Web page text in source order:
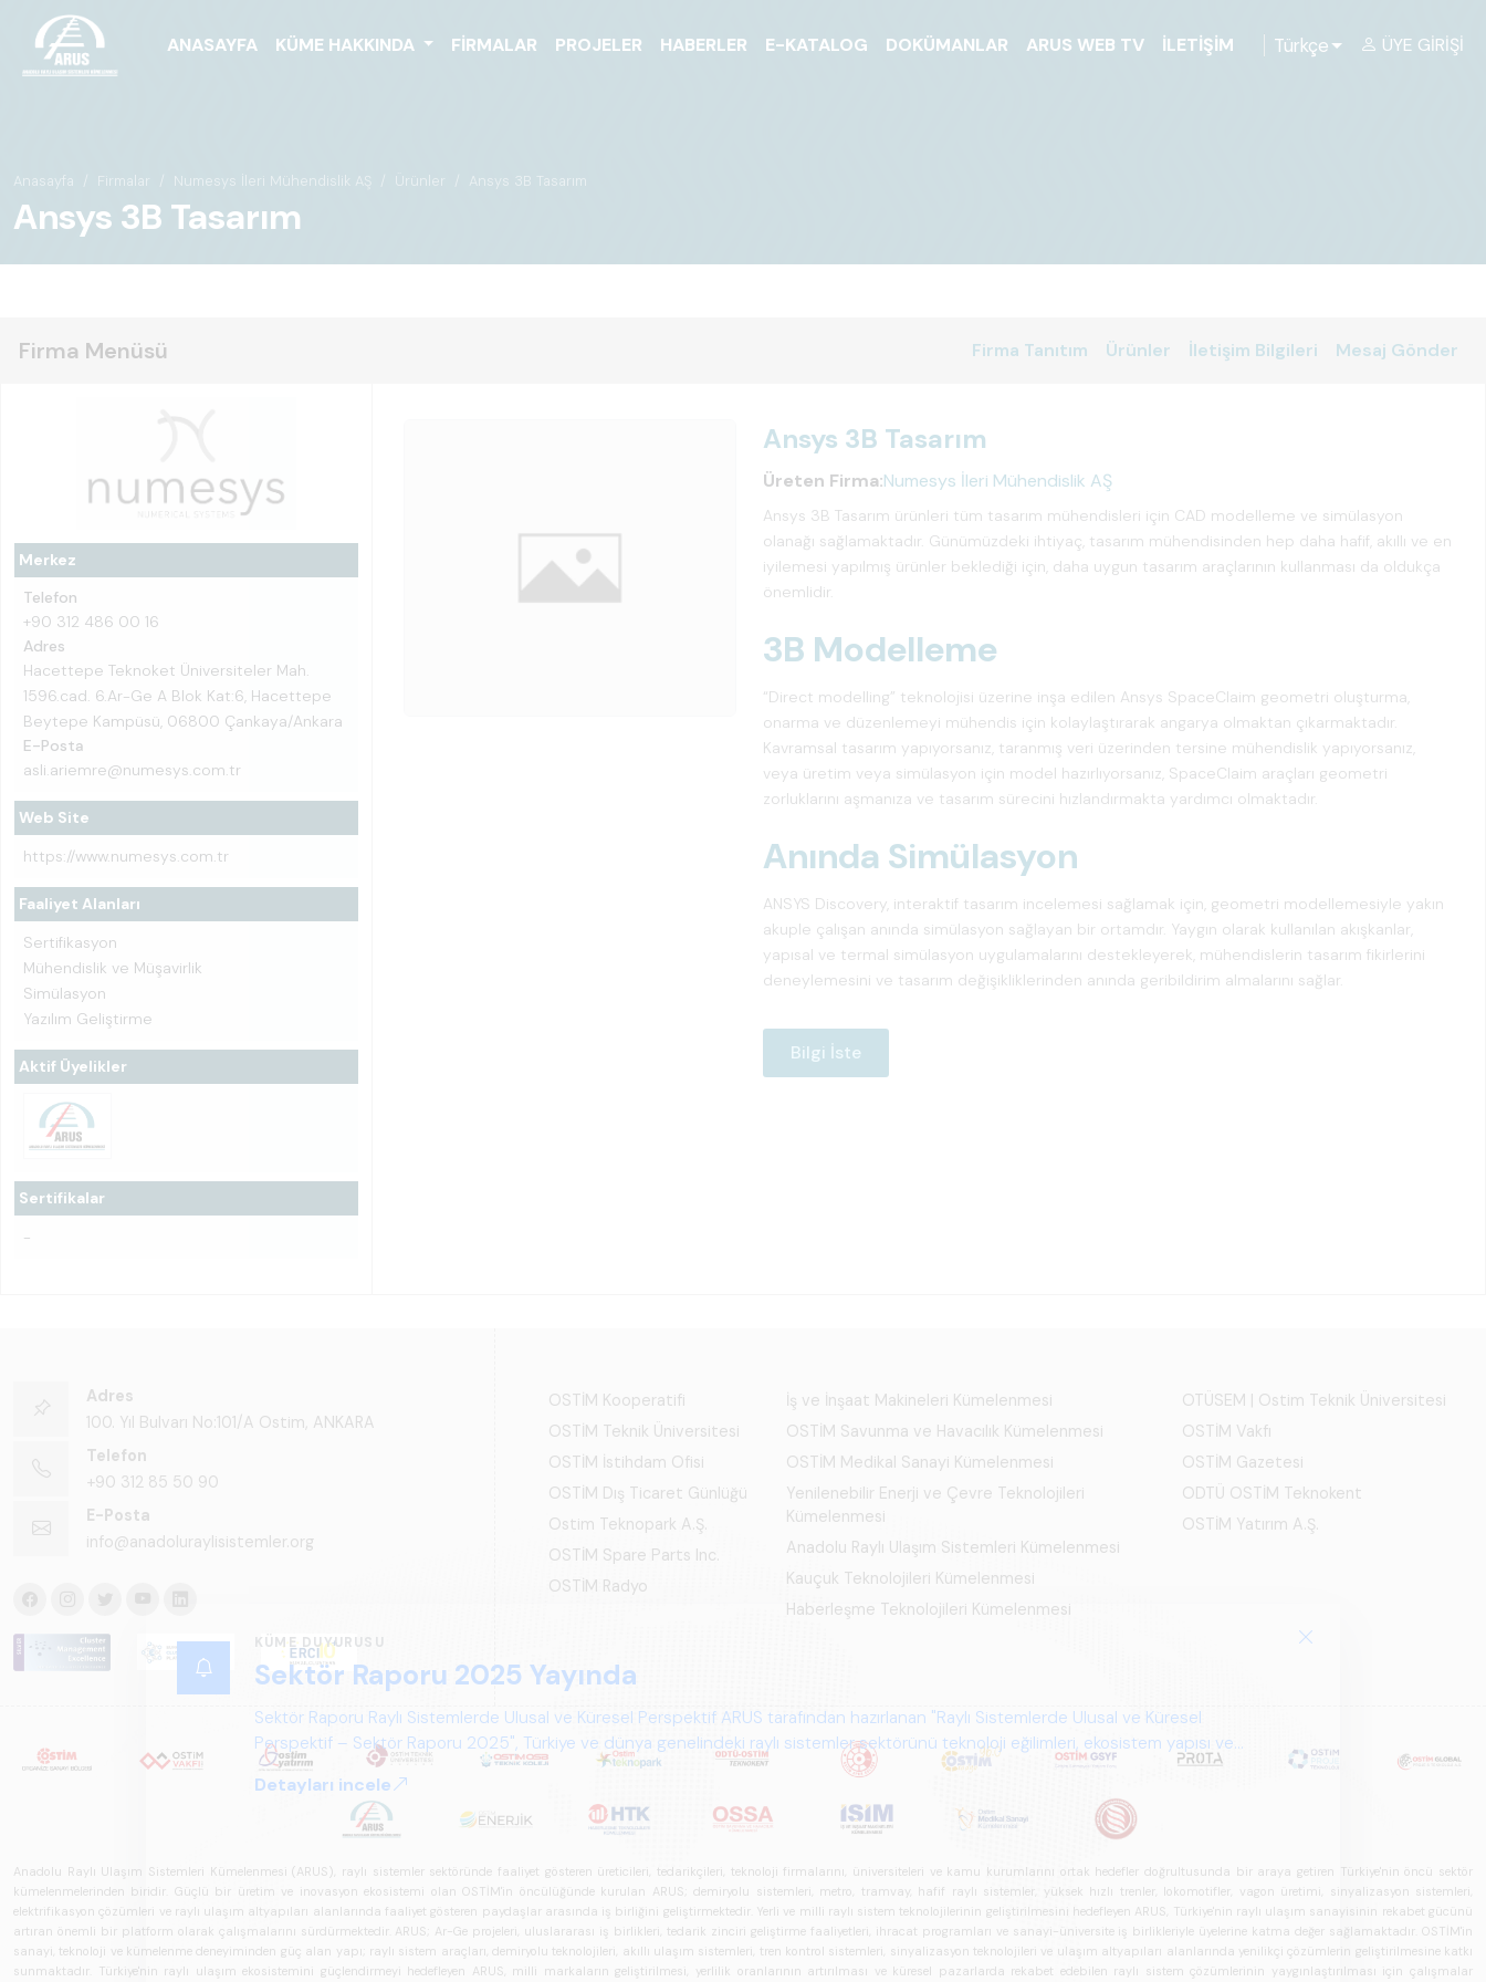
ANASAYFA KÜME HAKKINDA FIRMALAR PROJELER HABERLER E-KATALOG DOKÜMANLAR ARUS WEB TV İLETIŞIM Türkçe ÜYE GIRIŞI
Anasayfa Firmalar Numesys İleri Mühendislik AŞ Ürünler Ansys 3B Tasarım
Ansys 3B Tasarım
Firma Menüsü Firma Tanıtım Ürünler İletişim Bilgileri Mesaj Gönder
Merkez
Telefon
+90 312 486 00 16
Adres
Hacettepe Teknoket Üniversiteler Mah.
1596.cad. 6.Ar-Ge A Blok Kat:6, Hacettepe
Beytepe Kampüsü, 06800 Çankaya/Ankara
E-Posta
asli.ariemre@numesys.com.tr
Web Site
https://www.numesys.com.tr
Faaliyet Alanları
Sertifikasyon
Mühendislik ve Müşavirlik
Simülasyon
Yazılım Geliştirme
Aktif Üyelikler
Sertifikalar
-
Ansys 3B Tasarım
Üreten Firma:Numesys İleri Mühendislik AŞ
Ansys 3B Tasarım ürünleri tüm tasarım mühendisleri için CAD modelleme ve simülasyon
olanağı sağlamaktadır. Günümüzdeki ihtiyaç, tasarım mühendisinden hep daha hafif, akıllı ve en
iyilemesi yapılmış ürünler beklediği için, daha uygun tasarım araçlarının kullanması da oldukça
önemlidir.
3B Modelleme
“Direct modelling” teknolojisi üzerine inşa edilen Ansys SpaceClaim geometri oluşturma,
onarma ve düzenlemeyi mühendis için kolaylaştırarak angarya olmaktan çıkarmaktadır.
Kavramsal tasarım yapıyorsanız, taranmış veri üzerinden tersine mühendislik yapıyorsanız,
veya üretim veya simülasyon için model hazırlıyorsanız, SpaceClaim araçları geometri
zorluklarını aşmanıza ve tasarım sürecini hızlandırmakta yardımcı olmaktadır.
Anında Simülasyon
ANSYS Discovery, interaktif tasarım incelemesi sağlamak için, geometri modellemesiyle yakın
akuple çalışan anında simülasyon sağlayan bir ortamdır. Yaygın olarak kullanılan akışkanlar,
yapısal ve termal simülasyon uygulamalarını destekleyerek, mühendislerin tasarım fikirlerini
deneylemesini ve tasarım değişikliklerinden anında geribildirim almalarını sağlar.
Bilgi İste
KÜME DUYURUSU
Sektör Raporu 2025 Yayında
Sektör Raporu Raylı Sistemlerde Ulusal ve Küresel Perspektif ARUS tarafından hazırlanan "Raylı Sistemlerde Ulusal ve Küresel
Perspektif – Sektör Raporu 2025", Türkiye ve dünya genelindeki raylı sistemler sektörünü teknoloji eğilimleri, ekosistem yapısı ve
gelecek perspektifi açısından kapsamlı biçimde ele alan bir referans çalışmasıdır.
Detayları incele
Adres
100. Yıl Bulvarı No:101/A Ostim, ANKARA
Telefon
+90 312 85 50 90
E-Posta
info@anadoluraylisistemler.org
OSTİM Kooperatifi
OSTİM Teknik Üniversitesi
OSTİM İstihdam Ofisi
OSTİM Dış Ticaret Günlüğü
Ostim Teknopark A.Ş.
OSTİM Spare Parts Inc.
OSTİM Radyo
İş ve İnşaat Makineleri Kümelenmesi
OSTİM Savunma ve Havacılık Kümelenmesi
OSTİM Medikal Sanayi Kümelenmesi
Yenilenebilir Enerji ve Çevre Teknolojileri
Kümelenmesi
Anadolu Raylı Ulaşım Sistemleri Kümelenmesi
Kauçuk Teknolojileri Kümelenmesi
Haberleşme Teknolojileri Kümelenmesi
OTÜSEM | Ostim Teknik Üniversitesi
OSTİM Vakfı
OSTİM Gazetesi
ODTÜ OSTİM Teknokent
OSTİM Yatırım A.Ş.
Anadolu Raylı Ulaşım Sistemleri Kümelenmesi (ARUS), raylı sistemler sektöründe faaliyet gösteren üreticileri, tedarikçileri, teknoloji firmalarını, üniversiteleri ve kamu kurumlarını ortak hedefler doğrultusunda bir araya getiren Türkiye'nin öncü sektör
kümelenmelerinden biridir. Güçlü bir üretim ve inovasyon ekosistemi olan OSTİM'in öncülüğünde kurulan ARUS; demiryolu sistemleri, metro, tramvay, hafif raylı sistemler, yüksek hızlı trenler, lokomotifler, vagon üretimi, sinyalizasyon sistemleri,
elektrifikasyon çözümleri ve raylı ulaşım altyapıları alanlarında faaliyet gösteren paydaşlar arasında iş birliğini geliştirmektedir. Yerli ve milli raylı sistem teknolojilerinin geliştirilmesini hedefleyen ARUS, Türkiye'nin raylı ulaşım sanayisinin rekabet gücünü
artıran önemli bir platform olarak çalışmalarını sürdürmektedir. ARUS; Ar-Ge projeleri, uluslararası iş birlikleri, tedarik zinciri geliştirme faaliyetleri, ihracat programları ve sanayi-üniversite iş birlikleriyle üyelerine katma değer sağlamaktadır. OSTİM'in
sanayi, teknoloji ve kümelenme deneyiminden güç alan yapı; raylı sistem araçları, demiryolu teknolojileri, akıllı ulaşım sistemleri, tren kontrol sistemleri, sinyalizasyon teknolojileri ve ulaşım altyapıları alanlarında yenilikçi çözümlerin geliştirilmesine katkı
sunmaktadır. Türkiye'nin raylı ulaşım ekosistemini güçlendirmeyi hedefleyen ARUS, milli markaların geliştirilmesi, yerlilik oranlarının artırılması ve küresel pazarlarda rekabet edebilen raylı sistem çözümlerinin yaygınlaştırılması için çalışmalar